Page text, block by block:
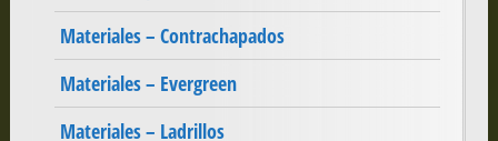
Materiales – Contrachapados
Materiales – Evergreen
Materiales – Ladrillos